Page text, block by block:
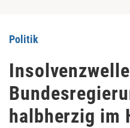
Politik
halbherzig im